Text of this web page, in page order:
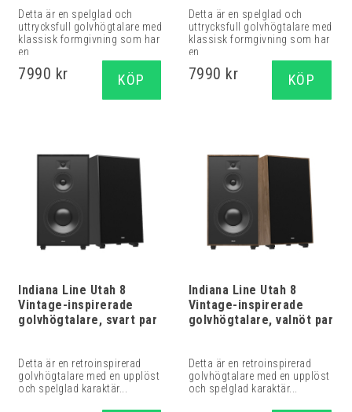
Detta är en spelglad och
uttrycksfull golvhögtalare med
klassisk formgivning som har
en ...
7990 kr KÖP
Detta är en spelglad och
uttrycksfull golvhögtalare med
klassisk formgivning som har
en ...
7990 kr KÖP
Indiana Line Utah 8
Vintage-inspirerade
golvhögtalare, svart par
Detta är en retroinspirerad
golvhögtalare med en upplöst
och spelglad karaktär...
Indiana Line Utah 8
Vintage-inspirerade
golvhögtalare, valnöt par
Detta är en retroinspirerad
golvhögtalare med en upplöst
och spelglad karaktär...